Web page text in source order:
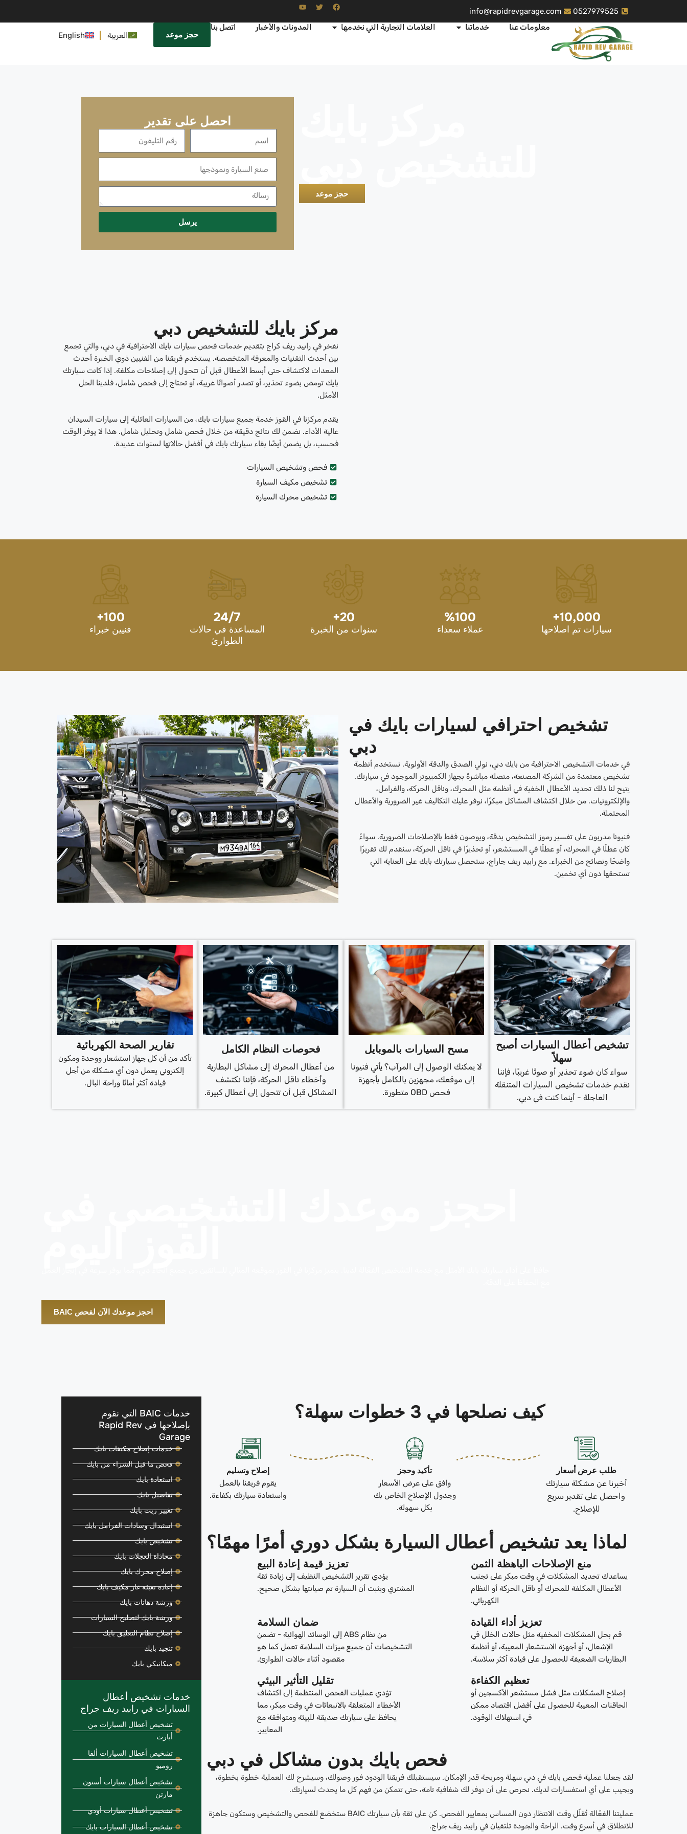
0527979525
info@rapidrevgarage.com
معلومات عنا
خدماتنا العلامات التجارية التي نخدمها المدونات والأخبار اتصل بنا
حجز موعد العربية English
حجز موعد
احصل على تقدير
يرسل
مركز بايك للتشخيص دبي
نفخر في رابيد ريف كراج بتقديم خدمات فحص سيارات بايك الاحترافية في دبي، والتي تجمع
بين أحدث التقنيات والمعرفة المتخصصة. يستخدم فريقنا من الفنيين ذوي الخبرة أحدث
المعدات لاكتشاف حتى أبسط الأعطال قبل أن تتحول إلى إصلاحات مكلفة. إذا كانت سيارتك
بايك تومض بضوء تحذير، أو تصدر أصواتًا غريبة، أو تحتاج إلى فحص شامل، فلدينا الحل
الأمثل.
يقدم مركزنا في القوز خدمة جميع سيارات بايك، من السيارات العائلية إلى سيارات السيدان
عالية الأداء. نضمن لك نتائج دقيقة من خلال فحص شامل وتحليل شامل. هذا لا يوفر الوقت
فحسب، بل يضمن أيضًا بقاء سيارتك بايك في أفضل حالاتها لسنوات عديدة.
فحص وتشخيص السيارات
تشخيص مكيف السيارة
تشخيص محرك السيارة
10,000
+
سيارات تم اصلاحها
100
%
عملاء سعداء
20
+
سنوات من الخبرة
24/7
المساعدة في حالات
الطوارئ
100
+
فنيين خبراء
تشخيص احترافي لسيارات بايك في
دبي
في خدمات التشخيص الاحترافية من بايك دبي، نولي الصدق والدقة الأولوية. نستخدم أنظمة
تشخيص معتمدة من الشركة المصنعة، متصلة مباشرةً بجهاز الكمبيوتر الموجود في سيارتك.
يتيح لنا ذلك تحديد الأعطال الخفية في أنظمة مثل المحرك، وناقل الحركة، والفرامل،
والإلكترونيات. من خلال اكتشاف المشاكل مبكرًا، نوفر عليك التكاليف غير الضرورية والأعطال
المحتملة.
فنيونا مدربون على تفسير رموز التشخيص بدقة، ويوصون فقط بالإصلاحات الضرورية. سواءً
كان عطلًا في المحرك، أو عطلًا في المستشعر، أو تحذيرًا في ناقل الحركة، سنقدم لك تقريرًا
واضحًا ونصائح من الخبراء. مع رابيد ريف جاراج، ستحصل سيارتك بايك على العناية التي
تستحقها دون أي تخمين.
تشخيص أعطال السيارات أصبح
سهلاً
سواء كان ضوء تحذير أو صوتًا غريبًا، فإننا
نقدم خدمات تشخيص السيارات المتنقلة
العاجلة - أينما كنت في دبي.
مسح السيارات بالموبايل
لا يمكنك الوصول إلى المرآب؟ يأتي فنيونا
إلى موقعك، مجهزين بالكامل بأجهزة
فحص OBD متطورة.
فحوصات النظام الكامل
من أعطال المحرك إلى مشاكل البطارية
وأخطاء ناقل الحركة، فإننا نكتشف
المشاكل قبل أن تتحول إلى أعطال كبيرة.
تقارير الصحة الكهربائية
تأكد من أن كل جهاز استشعار ووحدة ومكون
إلكتروني يعمل دون أي مشكلة من أجل
قيادة أكثر أمانًا وراحة البال.
احجز موعدك الآن لفحص BAIC
كيف نصلحها في 3 خطوات سهلة؟
طلب عرض أسعار
أخبرنا عن مشكلة سيارتك
واحصل على تقدير سريع
للإصلاح.
تأكيد وحجز
وافق على عرض الأسعار
وجدول الإصلاح الخاص بك
بكل سهولة.
إصلاح وتسليم
يقوم فريقنا بالعمل
واستعادة سيارتك بكفاءة.
لماذا يعد تشخيص أعطال السيارة بشكل دوري أمرًا مهمًا؟
منع الإصلاحات الباهظة الثمن
يساعدك تحديد المشكلات في وقت مبكر على تجنب
الأعطال المكلفة للمحرك أو ناقل الحركة أو النظام
الكهربائي.
تعزيز قيمة إعادة البيع
يؤدي تقرير التشخيص النظيف إلى زيادة ثقة
المشتري ويثبت أن السيارة تم صيانتها بشكل صحيح.
تعزيز أداء القيادة
قم بحل المشكلات المخفية مثل حالات الخلل في
الإشعال، أو أجهزة الاستشعار المعيبة، أو أنظمة
البطاريات الضعيفة للحصول على قيادة أكثر سلاسة.
ضمان السلامة
من نظام ABS إلى الوسائد الهوائية - تضمن
التشخيصات أن جميع ميزات السلامة تعمل كما هو
مقصود أثناء حالات الطوارئ.
تعظيم الكفاءة
إصلاح المشكلات مثل فشل مستشعر الأكسجين أو
الحاقنات المعيبة للحصول على أفضل اقتصاد ممكن
في استهلاك الوقود.
تقليل التأثير البيئي
تؤدي عمليات الفحص المنتظمة إلى اكتشاف
الأخطاء المتعلقة بالانبعاثات في وقت مبكر، مما
يحافظ على سيارتك صديقة للبيئة ومتوافقة مع
المعايير.
فحص بايك بدون مشاكل في دبي
لقد جعلنا عملية فحص بايك في دبي سهلة ومريحة قدر الإمكان. سيستقبلك فريقنا الودود فور وصولك، وسيشرح لك العملية خطوة بخطوة،
ويجيب على أي استفسارات لديك. نحرص على أن نوفر لك شفافية تامة، حتى تتمكن من فهم كل ما يحدث لسيارتك.
عمليتنا الفعّالة تُقلّل وقت الانتظار دون المساس بمعايير الفحص. كن على ثقة بأن سيارتك BAIC ستخضع للفحص والتشخيص وستكون جاهزة
للانطلاق في أسرع وقت. الراحة والجودة تلتقيان في رابيد ريف جراج.
خدمات BAIC التي نقوم
بإصلاحها في Rapid Rev
Garage
خدمات إصلاح مكيفات بايك
فحص ما قبل الشراء من بايك
استعادة بايك
تفاصيل بايك
تغيير زيت بايك
استبدال وسادات الفرامل بايك
تشخيص بايك
محاذاة العجلات بايك
إصلاح محرك بايك
إعادة تعبئة غاز مكيف بايك
ورشة دهانات بايك
ورشة بايك لتصليح السيارات
إصلاح نظام التعليق بايك
تنجيد بايك
ميكانيكي بايك
خدمات تشخيص أعطال
السيارات في رابيد ريف جراج
تشخيص أعطال السيارات من
أبارث
تشخيص أعطال السيارات ألفا
روميو
تشخيص أعطال سيارات أستون
مارتن
تشخيص أعطال سيارات أودي
تشخيص أعطال السيارات بايك